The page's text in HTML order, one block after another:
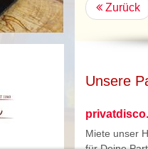
Zurück
Unsere
Miete unser